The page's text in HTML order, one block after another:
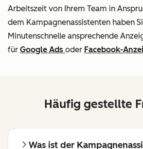
Arbeitszeit von Ihrem Team in
dem Kampagnenassistenten haben
Minutenschnelle ansprechende
für Google Ads oder Facebook-
Häufig gestellte
Was ist der